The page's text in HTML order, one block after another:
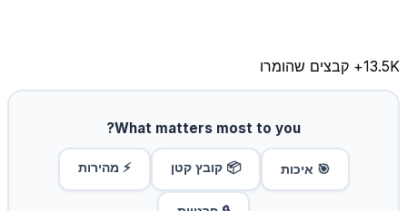
13.5K+ קבצים שהומרו
What matters most to you?
🎯 איכות 📦 קובץ קטן ⚡ מהירות